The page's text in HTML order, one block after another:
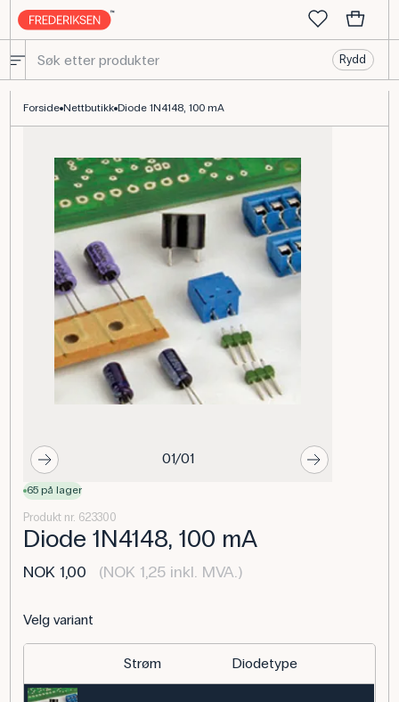
Rydd
Forside Nettbutikk Diode 1N4148, 100 mA
01/01
65 på lager
Produkt nr. 623300
Diode 1N4148, 100 mA
NOK 1,00 (NOK 1,25 inkl. MVA.)
Velg variant
Strøm Diodetype